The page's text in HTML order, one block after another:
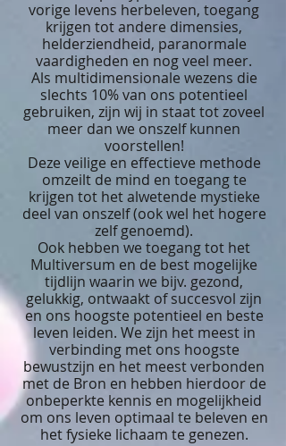
vorige levens herbeleven, toegang
krijgen tot andere dimensies,
helderziendheid, paranormale
vaardigheden en nog veel meer.
Als multidimensionale wezens die
slechts 10% van ons potentieel
gebruiken, zijn wij in staat tot zoveel
meer dan we onszelf kunnen
voorstellen!
Deze veilige en effectieve methode
omzeilt de mind en toegang te
krijgen tot het alwetende mystieke
deel van onszelf (ook wel het hogere
zelf genoemd).
Ook hebben we toegang tot het
Multiversum en de best mogelijke
tijdlijn waarin we bijv. gezond,
gelukkig, ontwaakt of succesvol zijn
en ons hoogste potentieel en beste
leven leiden. We zijn het meest in
verbinding met ons hoogste
bewustzijn en het meest verbonden
met de Bron en hebben hierdoor de
onbeperkte kennis en mogelijkheid
om ons leven optimaal te beleven en
het fysieke lichaam te genezen.